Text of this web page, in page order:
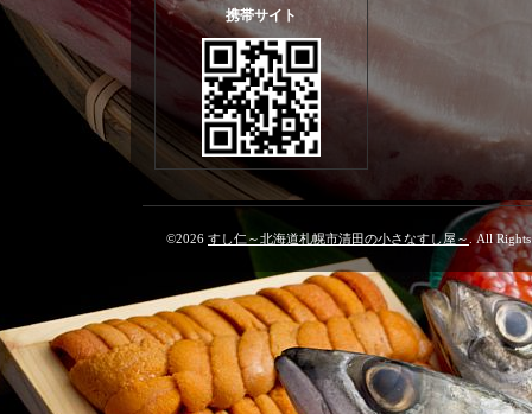
携帯サイト
©2026 すし仁～北海道札幌市清田の小さなすし屋～ . All